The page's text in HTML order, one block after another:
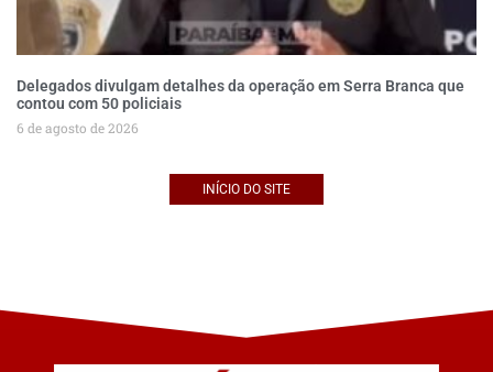
Delegados divulgam detalhes da operação em Serra Branca que
contou com 50 policiais
6 de agosto de 2026
INÍCIO DO SITE